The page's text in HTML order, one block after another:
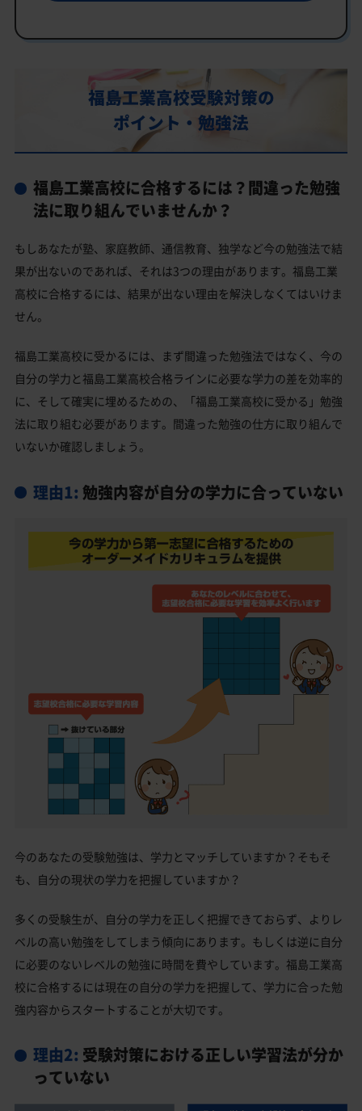
部活動
福島工業高校の偏差値
福島工業高校合格に必要な内申点の目安
福島工業高校合格するには内申点と偏差値両方が必要
福島工業高校の所在地・アクセス
福島工業高校卒業生の主な大学進学実績
国公立大学
福島工業高校と偏差値が近い私立・国立高校一覧
福島市の他の公立高校
福島市の他の私立高校
福島工業高校受験生からのよくある質問
福島工業高校受験対策の
ポイント・勉強法
福島工業高校に合格するには？間違った勉強
法に取り組んでいませんか？
もしあなたが塾、家庭教師、通信教育、独学など今の勉強法で結
果が出ないのであれば、それは3つの理由があります。福島工業
高校に合格するには、結果が出ない理由を解決しなくてはいけま
せん。
福島工業高校に受かるには、まず間違った勉強法ではなく、今の
自分の学力と福島工業高校合格ラインに必要な学力の差を効率的
に、そして確実に埋めるための、「福島工業高校に受かる」勉強
法に取り組む必要があります。間違った勉強の仕方に取り組んで
いないか確認しましょう。
理由1: 勉強内容が自分の学力に合っていない
今のあなたの受験勉強は、学力とマッチしていますか？そもそ
も、自分の現状の学力を把握していますか？
多くの受験生が、自分の学力を正しく把握できておらず、よりレ
ベルの高い勉強をしてしまう傾向にあります。もしくは逆に自分
に必要のないレベルの勉強に時間を費やしています。福島工業高
校に合格するには現在の自分の学力を把握して、学力に合った勉
強内容からスタートすることが大切です。
理由2: 受験対策における正しい学習法が分か
っていない